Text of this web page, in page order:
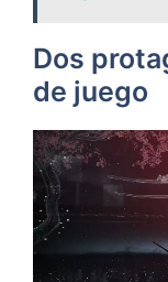
Dos
de juego